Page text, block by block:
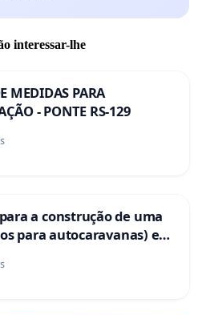
interessar-lhe
MEDIDAS PARA
- PONTE RS-129
a construção de uma
para autocaravanas) em